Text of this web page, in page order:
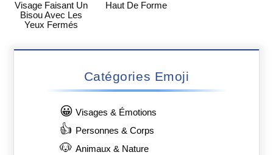
Visage Faisant Un
Bisou Avec Les
Yeux Fermés
Haut De Forme
Catégories Emoji
😀 Visages & Émotions
👍 Personnes & Corps
🐶 Animaux & Nature